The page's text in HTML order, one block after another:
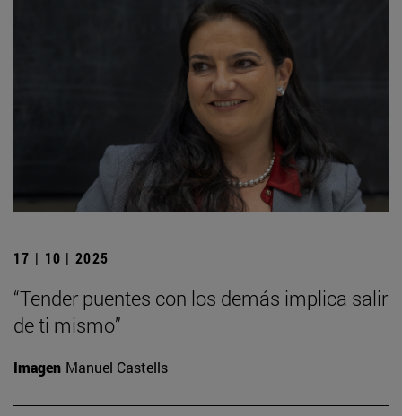
17 | 10 | 2025
“Tender puentes con los demás implica salir
de ti mismo”
Imagen Manuel Castells